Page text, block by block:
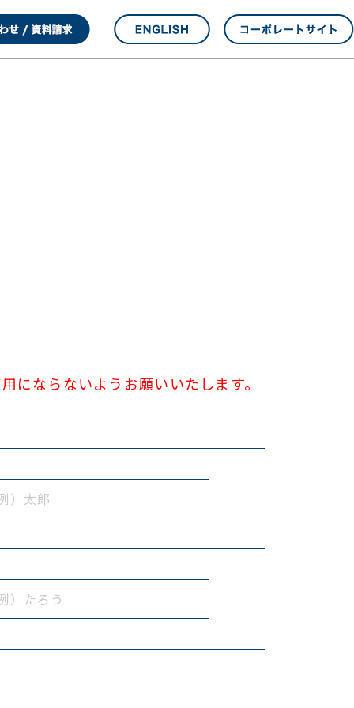
ならないようお願いいたします。